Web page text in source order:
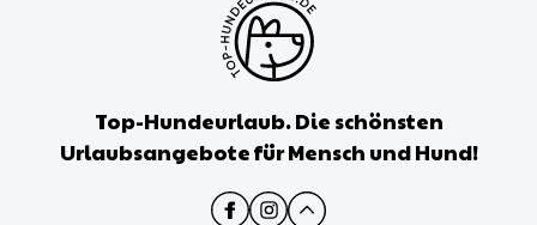
Top-Hundeurlaub. Die schönsten
Urlaubsangebote für Mensch und Hund!